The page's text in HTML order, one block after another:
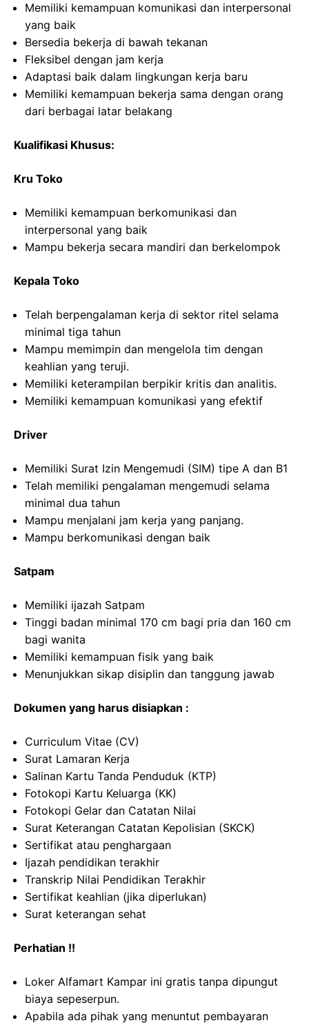
Memiliki kemampuan komunikasi dan interpersonal
yang baik
Bersedia bekerja di bawah tekanan
Fleksibel dengan jam kerja
Adaptasi baik dalam lingkungan kerja baru
Memiliki kemampuan bekerja sama dengan orang
dari berbagai latar belakang
Kualifikasi Khusus:
Kru Toko
Memiliki kemampuan berkomunikasi dan
interpersonal yang baik
Mampu bekerja secara mandiri dan berkelompok
Kepala Toko
Telah berpengalaman kerja di sektor ritel selama
minimal tiga tahun
Mampu memimpin dan mengelola tim dengan
keahlian yang teruji.
Memiliki keterampilan berpikir kritis dan analitis.
Memiliki kemampuan komunikasi yang efektif
Driver
Memiliki Surat Izin Mengemudi (SIM) tipe A dan B1
Telah memiliki pengalaman mengemudi selama
minimal dua tahun
Mampu menjalani jam kerja yang panjang.
Mampu berkomunikasi dengan baik
Satpam
Memiliki ijazah Satpam
Tinggi badan minimal 170 cm bagi pria dan 160 cm
bagi wanita
Memiliki kemampuan fisik yang baik
Menunjukkan sikap disiplin dan tanggung jawab
Dokumen yang harus disiapkan :
Curriculum Vitae (CV)
Surat Lamaran Kerja
Salinan Kartu Tanda Penduduk (KTP)
Fotokopi Kartu Keluarga (KK)
Fotokopi Gelar dan Catatan Nilai
Surat Keterangan Catatan Kepolisian (SKCK)
Sertifikat atau penghargaan
Ijazah pendidikan terakhir
Transkrip Nilai Pendidikan Terakhir
Sertifikat keahlian (jika diperlukan)
Surat keterangan sehat
Perhatian !!
Loker Alfamart Kampar ini gratis tanpa dipungut
biaya sepeserpun.
Apabila ada pihak yang menuntut pembayaran